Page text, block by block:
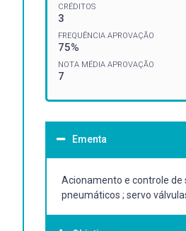
CRÉDITOS
3
FREQUÊNCIA APROVAÇÃO
75%
NOTA MÉDIA APROVAÇÃO
7
Ementa
Acionamento e controle de
pneumáticos ; servo